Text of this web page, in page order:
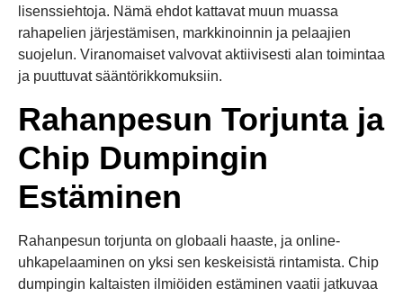
lisenssiehtoja. Nämä ehdot kattavat muun muassa
rahapelien järjestämisen, markkinoinnin ja pelaajien
suojelun. Viranomaiset valvovat aktiivisesti alan toimintaa
ja puuttuvat sääntörikkomuksiin.
Rahanpesun Torjunta ja
Chip Dumpingin
Estäminen
Rahanpesun torjunta on globaali haaste, ja online-
uhkapelaaminen on yksi sen keskeisistä rintamista. Chip
dumpingin kaltaisten ilmiöiden estäminen vaatii jatkuvaa